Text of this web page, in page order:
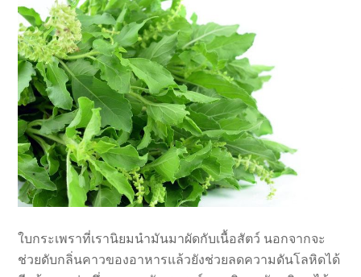
ใบกระเพราที่เรานิยมนำมันมาผัดกับเนื้อสัตว์ นอกจากจะ
ช่วยดับกลิ่นคาวของอาหารแล้วยังช่วยลดความดันโลหิดได้